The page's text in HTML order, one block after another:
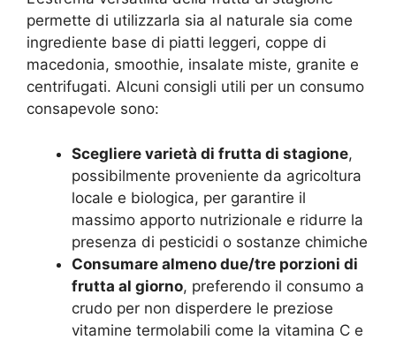
permette di utilizzarla sia al naturale sia come
ingrediente base di piatti leggeri, coppe di
macedonia, smoothie, insalate miste, granite e
centrifugati. Alcuni consigli utili per un consumo
consapevole sono:
Scegliere varietà di frutta di stagione,
possibilmente proveniente da agricoltura
locale e biologica, per garantire il
massimo apporto nutrizionale e ridurre la
presenza di pesticidi o sostanze chimiche
Consumare almeno due/tre porzioni di
frutta al giorno, preferendo il consumo a
crudo per non disperdere le preziose
vitamine termolabili come la vitamina C e